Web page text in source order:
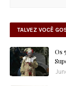
TALVEZ VOCÊ
Os